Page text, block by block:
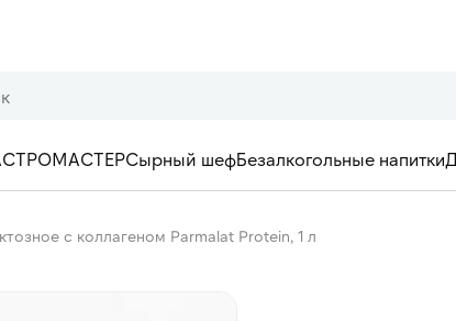
Сырный шефБезалкогольные напитки
с коллагеном Parmalat Protein, 1 л